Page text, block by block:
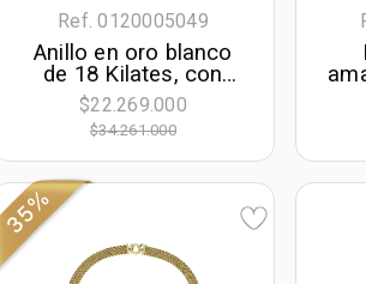
Ref. 0120005049
Anillo en oro blanco
de 18 Kilates, con
tanzanita central de
5.35 Ct y decoración
en diamantes de 0.32
Ct
$22.269.000
$34.261.000
35%